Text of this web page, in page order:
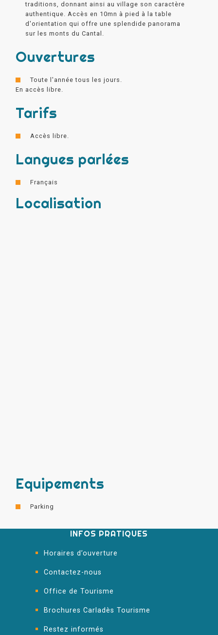
traditions, donnant ainsi au village son caractère
authentique. Accès en 10mn à pied à la table
d'orientation qui offre une splendide panorama
sur les monts du Cantal.
Ouvertures
Toute l'année tous les jours.
En accès libre.
Tarifs
Accès libre.
Langues parlées
Français
Localisation
Equipements
Parking
INFOS PRATIQUES
Horaires d’ouverture
Contactez-nous
Office de Tourisme
Brochures Carladès Tourisme
Restez informés